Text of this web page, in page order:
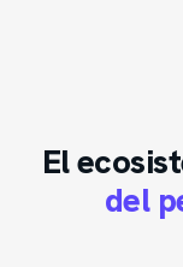
El
del